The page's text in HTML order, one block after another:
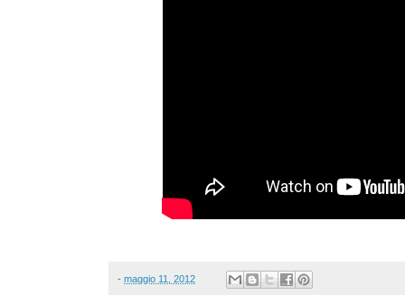
- maggio 11, 2012